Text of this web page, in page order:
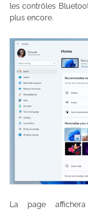
les contrôles
plus encore.
La page